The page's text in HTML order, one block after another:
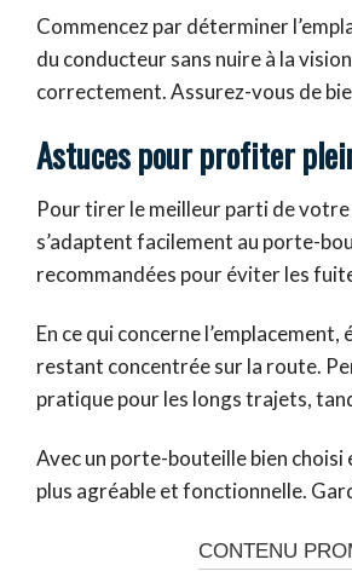
Commencez par déterminer
du conducteur sans nuire à la
correctement. Assurez-vous de
Astuces pour profiter
Pour tirer le meilleur parti de
s’adaptent facilement au porte-
recommandées pour éviter les
En ce qui concerne
restant concentrée sur la route.
pratique pour les longs trajets,
Avec un porte-bouteille bien
plus agréable et fonctionnelle.